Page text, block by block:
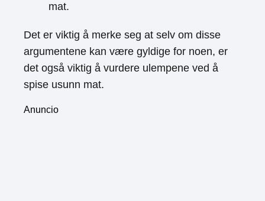
mat.
Det er viktig å merke seg at selv om disse
argumentene kan være gyldige for noen, er
det også viktig å vurdere ulempene ved å
spise usunn mat.
Anuncio